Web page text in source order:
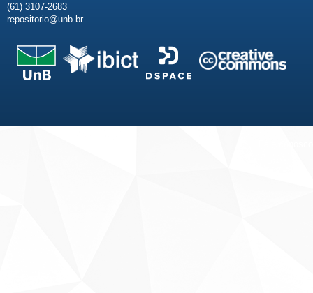
(61) 3107-2683
repositorio@unb.br